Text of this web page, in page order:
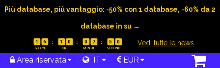
Più database, più vantaggio: -50% con 1 database, -60% da 2
database in su →
1 6 1 0 0 7 5 0 Vedi tutte le news
Area riservata IT EUR